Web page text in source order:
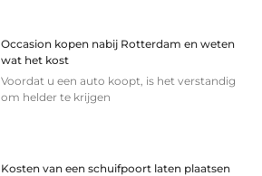
Occasion kopen nabij Rotterdam en weten
wat het kost
Voordat u een auto koopt, is het verstandig
om helder te krijgen
Kosten van een schuifpoort laten plaatsen